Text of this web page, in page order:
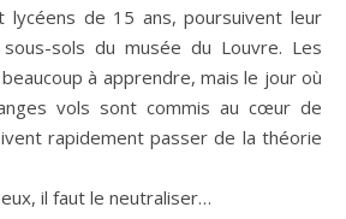
lycéens de 15 ans, poursuivent leur
sols du musée du Louvre. Les
à apprendre, mais le jour où
vols sont commis au cœur de
rapidement passer de la théorie
il faut le neutraliser…